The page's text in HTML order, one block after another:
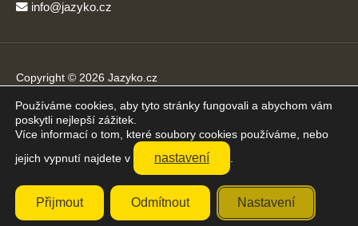
info@jazyko.cz
Copyright © 2026 Jazyko.cz
Online kurzy angličtiny s podporou živého lektora. Učíte se jen
20 minut denně.
Přijímáme platby online
Používáme cookies, aby tyto stránky fungovali a abychom vám
poskytli nejlepší zážitek.
Více informací o tom, které soubory cookies používáme, nebo
jejich vypnutí najdete v
nastavení
Přijmout Odmítnout Nastavení